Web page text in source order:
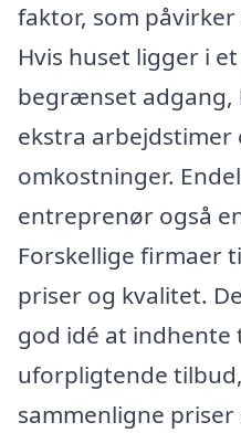
faktor, som
Hvis huset ligger i
begrænset adgang,
ekstra arbejdstimer
omkostninger.
entreprenør også
Forskellige firmaer
priser og kvalitet.
god idé at indhente
uforpligtende
sammenligne